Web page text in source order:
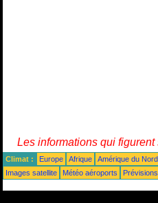
Les informations qui
Climat : Europe Afrique Amérique du Nord
Images satellite
Météo aéroports